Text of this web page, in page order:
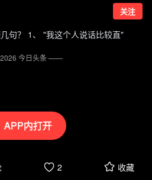
APP内打开
关注
句？ 1、 "我这个人说话比较直"
2 收藏
2026 今日头条——